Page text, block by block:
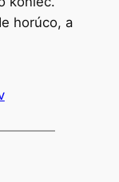
horúco, a